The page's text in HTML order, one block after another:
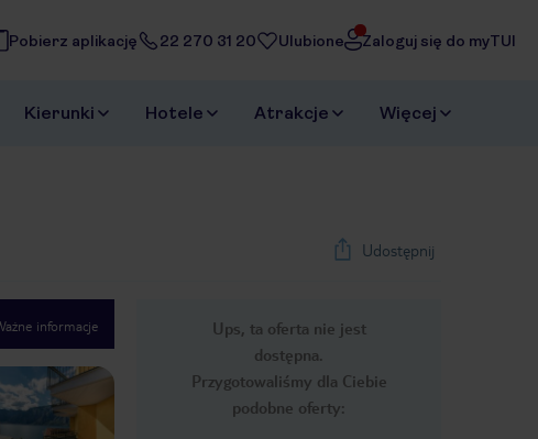
Pobierz aplikację 22 270 31 20 Ulubione Zaloguj się do myTUI
Kierunki Hotele Atrakcje Więcej
Udostępnij
Ups, ta oferta nie jest
dostępna.
Przygotowaliśmy dla Ciebie
podobne oferty:
informacje
Next slide
1 /29